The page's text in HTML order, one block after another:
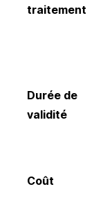
traitement
Durée de
validité
Coût